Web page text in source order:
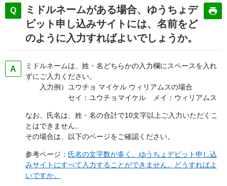
ミドルネームがある場合、ゆうちょデ
ビット申し込みサイトには、名前をど
のように入力すればよいでしょうか。
ミドルネームは、姓・名どちらかの入力欄にスペースを入れ
ずにご入力ください。
入力例）ユウチョ マイケル ウィリアムスの場合
セイ：ユウチョマイケル メイ：ウィリアムス
なお、氏名は、姓・名の合計で10文字以上ご入力いただくこ
とはできません。
その場合は、以下のページをご確認ください。
参考ページ： 氏名の文字数が多く、ゆうちょデビット申し込
みサイトにすべて入力することができません。どうすればよ
いですか。